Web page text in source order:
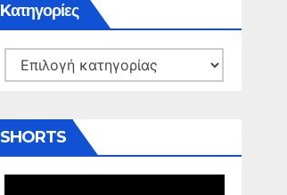
Kατηγορίες
Kατηγορίες
SHORTS